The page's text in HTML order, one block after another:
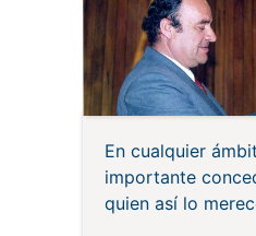
En cualquier
importante
quien así lo